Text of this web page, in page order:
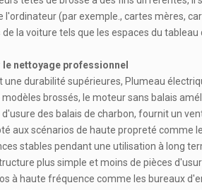
(par exemple., cartes mères,
la voiture tels que les espaces du
nettoyage professionnel
durabilité supérieures, Plumeau
brossés, le moteur sans balais
des balais de charbon, fournit un
aux scénarios de haute propreté
stables pendant une utilisation à long
plus simple et moins de pièces
à haute fréquence comme les bureaux